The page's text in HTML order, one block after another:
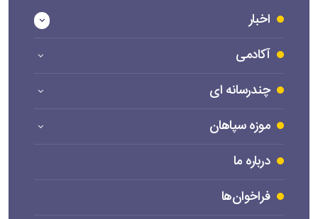
اخبار
آکادمی
چندرسانه ای
موزه سپاهان
درباره ما
فراخوان‌ها